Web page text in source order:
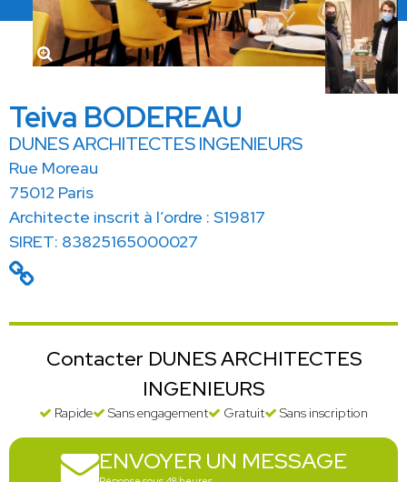
Teiva BODEREAU
DUNES ARCHITECTES INGENIEURS
Rue Moreau
75012 Paris
Architecte inscrit à l’ordre : S19817
SIRET: 83825165000027
Contacter DUNES ARCHITECTES
INGENIEURS
Rapide Sans engagement Gratuit Sans inscription
ENVOYER UN MESSAGE